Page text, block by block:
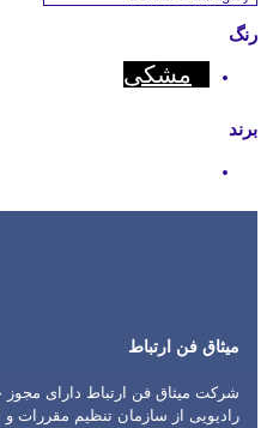
رنگ
مشکی
برند
میثاق فن ارتباط
شرکت میثاق فن ارتباط دارای
رادیویی از سازمان تنظیم مقررات و